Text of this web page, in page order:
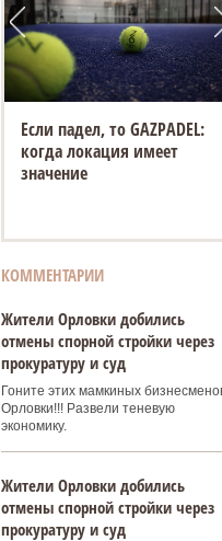
Если падел, то GAZPADEL:
когда локация имеет
значение
КОММЕНТАРИИ
Жители Орловки добились
отмены спорной стройки через
прокуратуру и суд
Гоните этих мамкиных
Орловки!!! Развели теневую
экономику.
Жители Орловки добились
отмены спорной стройки через
прокуратуру и суд